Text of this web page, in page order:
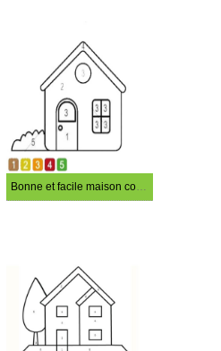
Bonne et facile maison coloriage magique